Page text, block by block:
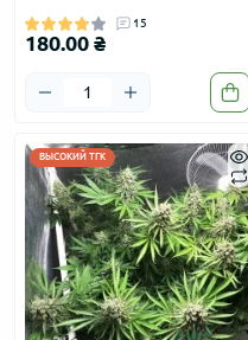
15
180.00 ₴
ВЫСОКИЙ ТГК